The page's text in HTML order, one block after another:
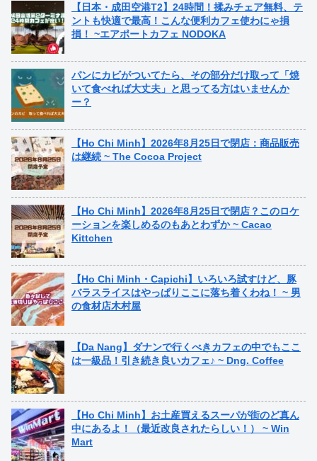
【日本・成田空港T2】24時間！揉みチェア無料、テ
ントも快適で最高！こんな便利カフェ使わにゃ損
損！ ~エアポートカフェ NODOKA
パンにカビがついてたら、その部分だけ取って「焼
いて食べれば大丈夫」と思ってる方はいませんか
ー？
【Ho Chi Minh】2026年8月25日で閉店：商品販売
は継続 ~ The Cocoa Project
【Ho Chi Minh】2026年8月25日で閉店？このロケ
ーションを楽しめるのもあとわずか ~ Cacao
Kittchen
【Ho Chi Minh・Capichi】いろいろ試すけど、豚
バラスライスはやっぱりここに落ち着くわね！ ~ 男
の食材店木村屋
【Da Nang】ダナンで行くべきカフェの中でもここ
は一級品！引き続き良いカフェ♪ ~ Dng. Coffee
【Ho Chi Minh】お土産買えるスーパが街のど真ん
中にあるよ！（最近改良されたらしい！） ~ Win
Mart